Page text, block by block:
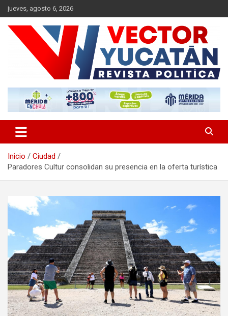
Saltar
al
contenido
jueves, agosto 6, 2026
Vector Yucatán
Inicio
Ciudad
Paradores Cultur consolidan su presencia en la oferta turística